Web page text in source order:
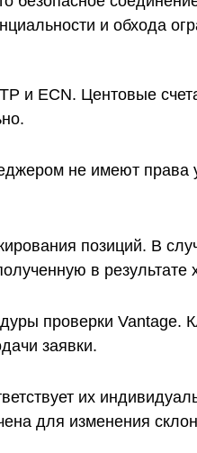
и обхода
и ECN. Центовые
не имеют права
позиций. В
в результате
проверки Vantage.
заявки.
их
для изменения